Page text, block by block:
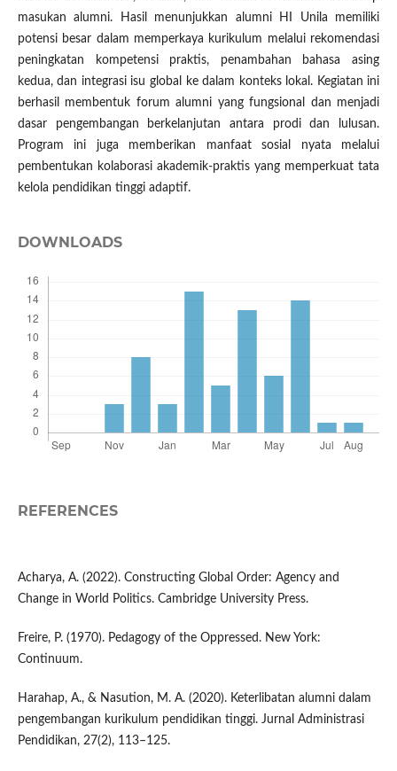
masukan alumni. Hasil menunjukkan alumni HI Unila memiliki
potensi besar dalam memperkaya kurikulum melalui rekomendasi
peningkatan kompetensi praktis, penambahan bahasa asing
kedua, dan integrasi isu global ke dalam konteks lokal. Kegiatan ini
berhasil membentuk forum alumni yang fungsional dan menjadi
dasar pengembangan berkelanjutan antara prodi dan lulusan.
Program ini juga memberikan manfaat sosial nyata melalui
pembentukan kolaborasi akademik-praktis yang memperkuat tata
kelola pendidikan tinggi adaptif.
DOWNLOADS
REFERENCES
Acharya, A. (2022). Constructing Global Order: Agency and
Change in World Politics. Cambridge University Press.
Freire, P. (1970). Pedagogy of the Oppressed. New York:
Continuum.
Harahap, A., & Nasution, M. A. (2020). Keterlibatan alumni dalam
pengembangan kurikulum pendidikan tinggi. Jurnal Administrasi
Pendidikan, 27(2), 113–125.